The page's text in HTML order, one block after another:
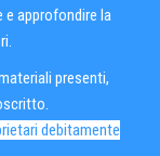
approfondire la
presenti,
debitamente